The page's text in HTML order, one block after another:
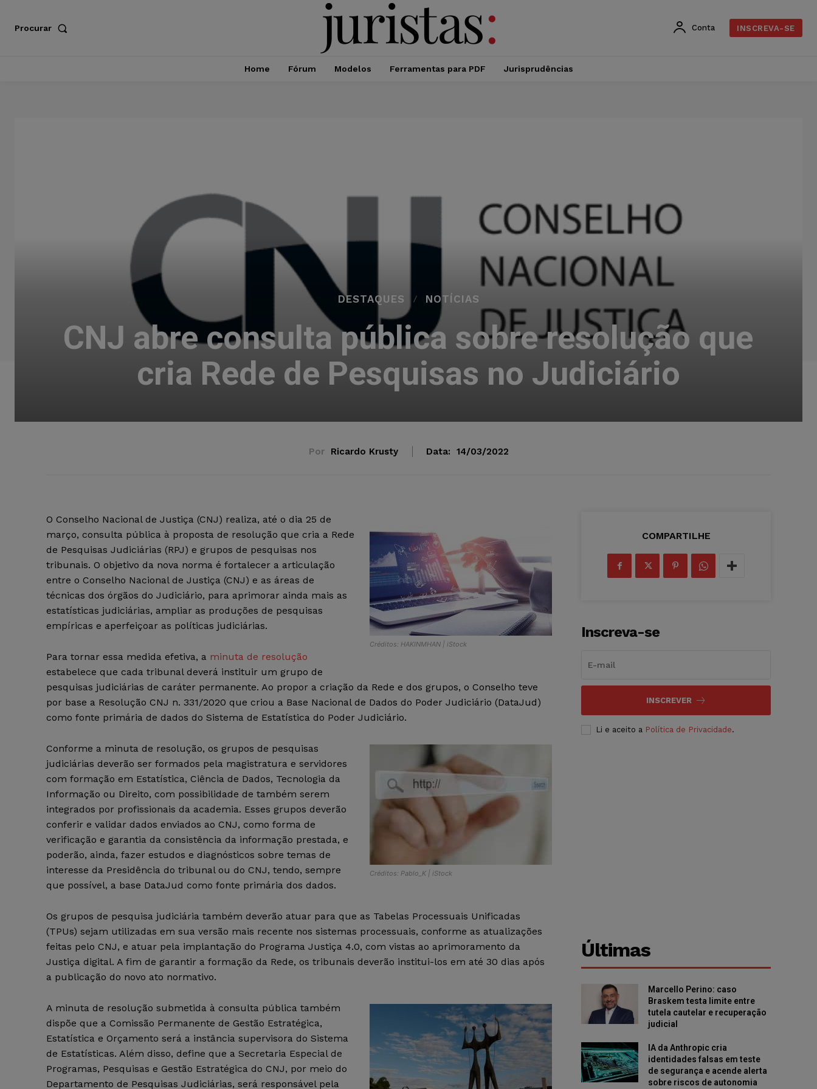
Procurar Conta INSCREVA-SE
Home Fórum Modelos Ferramentas para PDF Jurisprudências
DESTAQUES NOTÍCIAS
CNJ abre consulta pública sobre resolução que
cria Rede de Pesquisas no Judiciário
Por Ricardo Krusty Data: 14/03/2022
Créditos: HAKINMHAN | iStock
O Conselho Nacional de Justiça (CNJ) realiza, até o dia 25 de
março, consulta pública à proposta de resolução que cria a Rede
de Pesquisas Judiciárias (RPJ) e grupos de pesquisas nos
tribunais. O objetivo da nova norma é fortalecer a articulação
entre o Conselho Nacional de Justiça (CNJ) e as áreas de
técnicas dos órgãos do Judiciário, para aprimorar ainda mais as
estatísticas judiciárias, ampliar as produções de pesquisas
empíricas e aperfeiçoar as políticas judiciárias.
Para tornar essa medida efetiva, a minuta de resolução
estabelece que cada tribunal deverá instituir um grupo de
pesquisas judiciárias de caráter permanente. Ao propor a criação da Rede e dos grupos, o Conselho teve
por base a Resolução CNJ n. 331/2020 que criou a Base Nacional de Dados do Poder Judiciário (DataJud)
como fonte primária de dados do Sistema de Estatística do Poder Judiciário.
Créditos: Pablo_K | iStock
Conforme a minuta de resolução, os grupos de pesquisas
judiciárias deverão ser formados pela magistratura e servidores
com formação em Estatística, Ciência de Dados, Tecnologia da
Informação ou Direito, com possibilidade de também serem
integrados por profissionais da academia. Esses grupos deverão
conferir e validar dados enviados ao CNJ, como forma de
verificação e garantia da consistência da informação prestada, e
poderão, ainda, fazer estudos e diagnósticos sobre temas de
interesse da Presidência do tribunal ou do CNJ, tendo, sempre
que possível, a base DataJud como fonte primária dos dados.
Os grupos de pesquisa judiciária também deverão atuar para que as Tabelas Processuais Unificadas
(TPUs) sejam utilizadas em sua versão mais recente nos sistemas processuais, conforme as atualizações
feitas pelo CNJ, e atuar pela implantação do Programa Justiça 4.0, com vistas ao aprimoramento da
Justiça digital. A fim de garantir a formação da Rede, os tribunais deverão institui-los em até 30 dias após
a publicação do novo ato normativo.
A minuta de resolução submetida à consulta pública também
dispõe que a Comissão Permanente de Gestão Estratégica,
Estatística e Orçamento será a instância supervisora do Sistema
de Estatísticas. Além disso, define que a Secretaria Especial de
Programas, Pesquisas e Gestão Estratégica do CNJ, por meio do
Departamento de Pesquisas Judiciárias, será responsável pela
COMPARTILHE
Inscreva-se
INSCREVER
Li e aceito a Política de Privacidade.
Últimas
Marcello Perino: caso
Braskem testa limite entre
tutela cautelar e recuperação
judicial
IA da Anthropic cria
identidades falsas em teste
de segurança e acende alerta
sobre riscos de autonomia